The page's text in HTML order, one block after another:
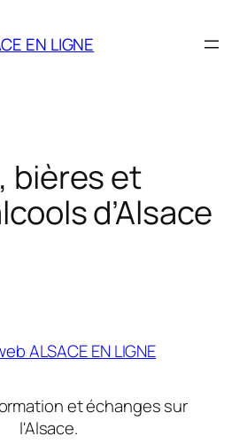
EN LIGNE
bières et
d’Alsace
ALSACE EN LIGNE
et échanges sur
l'Alsace.